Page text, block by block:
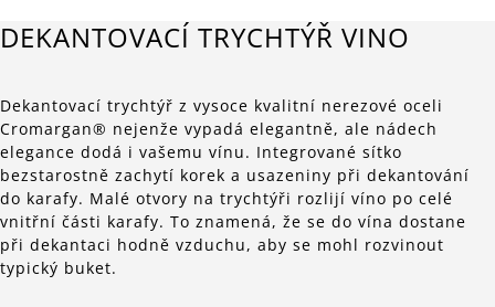
DEKANTOVACÍ TRYCHTÝŘ VINO
Dekantovací trychtýř z vysoce kvalitní nerezové oceli
Cromargan® nejenže vypadá elegantně, ale nádech
elegance dodá i vašemu vínu. Integrované sítko
bezstarostně zachytí korek a usazeniny při dekantování
do karafy. Malé otvory na trychtýři rozlijí víno po celé
vnitřní části karafy. To znamená, že se do vína dostane
při dekantaci hodně vzduchu, aby se mohl rozvinout
typický buket.